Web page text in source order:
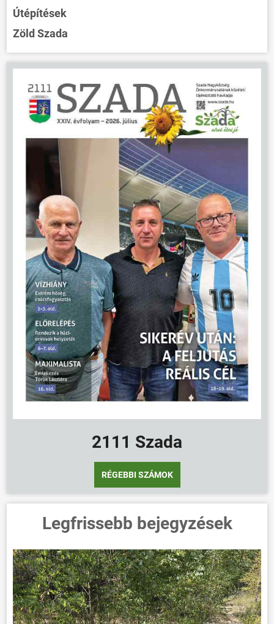
Útépítések
Zöld Szada
2111 Szada
RÉGEBBI SZÁMOK
Legfrissebb bejegyzések